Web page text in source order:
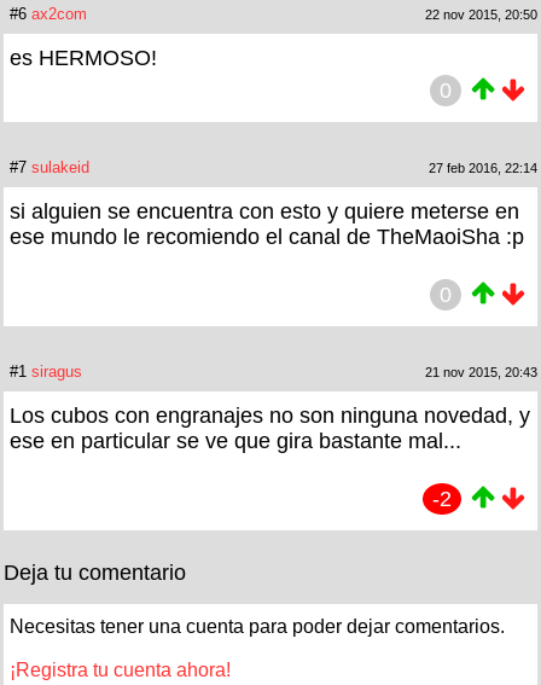
#6 ax2com 22 nov 2015, 20:50
es HERMOSO!
0
#7 sulakeid 27 feb 2016, 22:14
si alguien se encuentra con esto y quiere meterse en
ese mundo le recomiendo el canal de TheMaoiSha :p
0
#1 siragus 21 nov 2015, 20:43
Los cubos con engranajes no son ninguna novedad, y
ese en particular se ve que gira bastante mal...
-2
Deja tu comentario
Necesitas tener una cuenta para poder dejar comentarios.
¡Registra tu cuenta ahora!